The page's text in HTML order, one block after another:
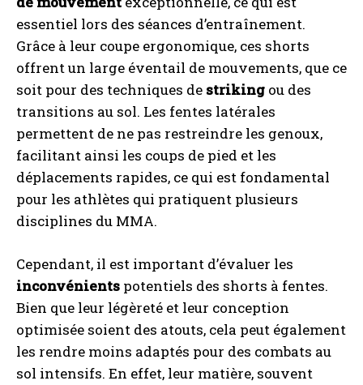
essentiel lors des séances d’entraînement.
Grâce à leur coupe ergonomique, ces shorts
offrent un large éventail de mouvements, que ce
soit pour des techniques de striking ou des
transitions au sol. Les fentes latérales
permettent de ne pas restreindre les genoux,
facilitant ainsi les coups de pied et les
déplacements rapides, ce qui est fondamental
pour les athlètes qui pratiquent plusieurs
disciplines du MMA.
Cependant, il est important d’évaluer les
inconvénients potentiels des shorts à fentes.
Bien que leur légèreté et leur conception
optimisée soient des atouts, cela peut également
les rendre moins adaptés pour des combats au
sol intensifs. En effet, leur matière, souvent